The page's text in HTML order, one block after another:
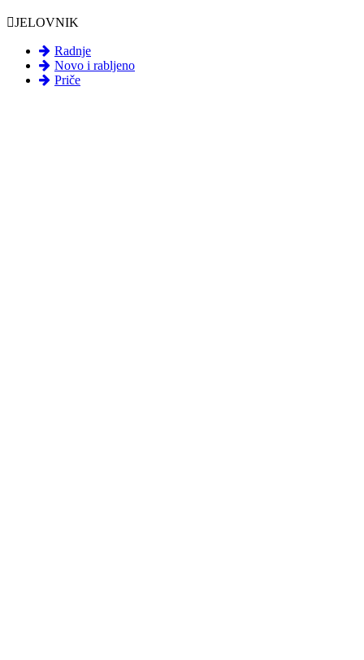
JELOVNIK
Radnje
Novo i rabljeno
Priče